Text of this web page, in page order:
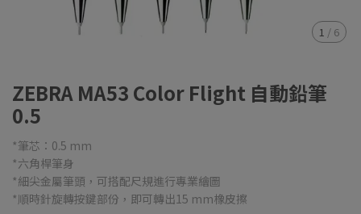
1 / 6
ZEBRA MA53 Color Flight 自動鉛筆
0.5
*筆芯：0.5 mm
*六角桿筆身
*細尖金屬筆頭，可搭配尺規進行專業繪圖
*順時針旋轉按鍵部份，即可轉出15 mm橡皮擦